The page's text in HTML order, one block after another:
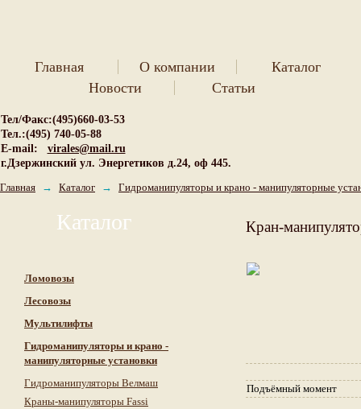
Новости Статьи
Главная О компании Каталог
Тел/Факс:(495)660-03-53
Тел.:(495) 740-05-88
E-mail:
virales@mail.ru
г.Дзержинский ул. Энергетиков д.24, оф 445.
Главная
→ Каталог → Гидроманипуляторы и крано - манипуляторные
Каталог
Ломовозы
Лесовозы
Мультилифты
Гидроманипуляторы и крано -
манипуляторные установки
Гидроманипуляторы Велмаш
Краны-манипуляторы Fassi
Кран-
Подъёмный момент